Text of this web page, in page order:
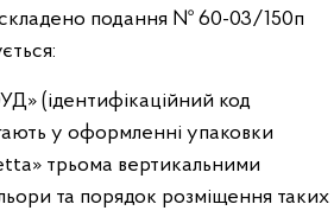
подання № 60-03/150п
(ідентифікаційний код
у оформленні упаковки
трьома вертикальними
та порядок розміщення таких